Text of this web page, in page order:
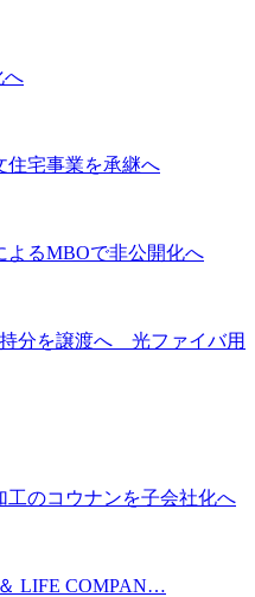
へ
住宅事業を承継へ
よるMBOで非公開化へ
分を譲渡へ 光ファイバ用
のコウナンを子会社化へ
LIFE COMPAN…